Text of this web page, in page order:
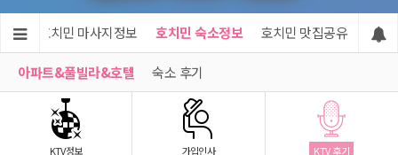
보 호치민 마사지정보 호치민 숙소정보 호치민 맛집공유 호
아파트&풀빌라&호텔 숙소 후기
KTV정보 가입인사 KTV 후기